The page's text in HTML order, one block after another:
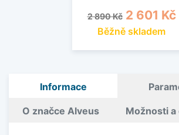
Běžná cena
2 890 Kč Cena
2 601 Kč
Běžně skladem
Informace
O značce Alveus Možnosti